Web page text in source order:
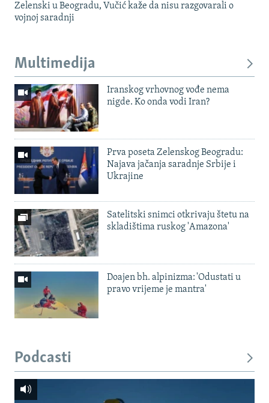
Zelenski u Beogradu, Vučić kaže da nisu razgovarali o
vojnoj saradnji
Multimedija
Iranskog vrhovnog vođe nema
nigde. Ko onda vodi Iran?
Prva poseta Zelenskog Beogradu:
Najava jačanja saradnje Srbije i
Ukrajine
Satelitski snimci otkrivaju štetu na
skladištima ruskog 'Amazona'
Doajen bh. alpinizma: 'Odustati u
pravo vrijeme je mantra'
Podcasti